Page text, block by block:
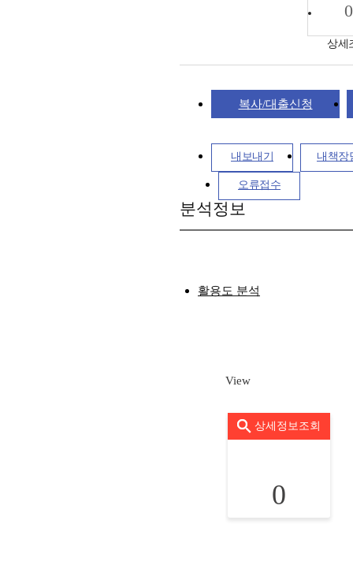
0
상세
복사/대출신청
내보내기 내책장
오류접수
분석정보
활용도 분석
View
상세정보조회
0